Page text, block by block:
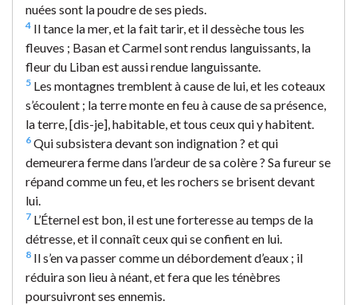
nuées sont la poudre de ses pieds.
4 Il tance la mer, et la fait tarir, et il dessèche tous les
fleuves ; Basan et Carmel sont rendus languissants, la
fleur du Liban est aussi rendue languissante.
5 Les montagnes tremblent à cause de lui, et les coteaux
s’écoulent ; la terre monte en feu à cause de sa présence,
la terre, [dis-je], habitable, et tous ceux qui y habitent.
6 Qui subsistera devant son indignation ? et qui
demeurera ferme dans l’ardeur de sa colère ? Sa fureur se
répand comme un feu, et les rochers se brisent devant
lui.
7 L’Éternel est bon, il est une forteresse au temps de la
détresse, et il connaît ceux qui se confient en lui.
8 Il s’en va passer comme un débordement d’eaux ; il
réduira son lieu à néant, et fera que les ténèbres
poursuivront ses ennemis.